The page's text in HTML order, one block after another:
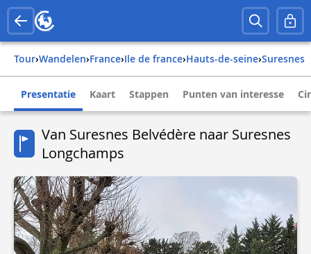
Tour› Wandelen› france› ile de france› hauts-de-seine› suresnes
Presentatie Kaart Stappen Punten van interesse
Van Suresnes Belvédère naar Suresnes
Longchamps